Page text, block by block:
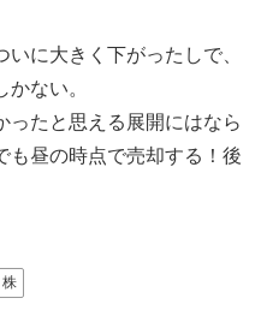
に大きく下がったしで、
ない。
ったと思える展開にはなら
も昼の時点で売却する！後
株